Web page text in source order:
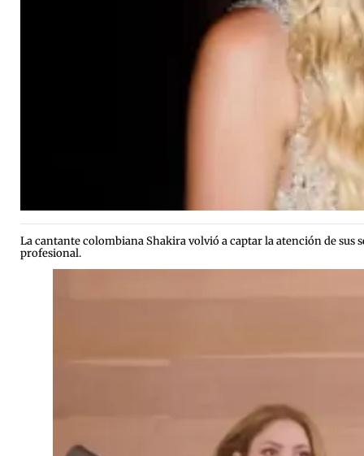
La cantante colombiana Shakira volvió a captar la atención de sus
profesional.